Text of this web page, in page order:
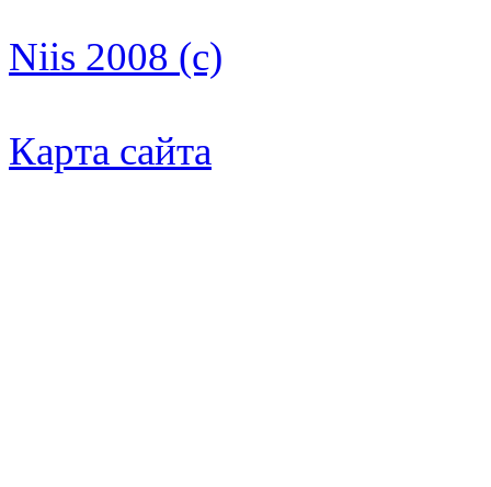
Niis 2008 (c)
Карта сайта